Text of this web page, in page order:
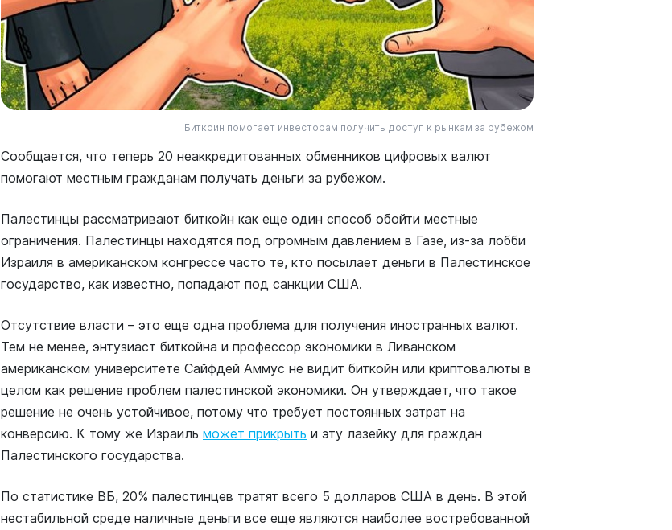
Биткоин помогает инвесторам получить доступ к рынкам за рубежом
Сообщается, что теперь 20 неаккредитованных обменников цифровых валют
помогают местным гражданам получать деньги за рубежом.
Палестинцы рассматривают биткойн как еще один способ обойти местные
ограничения. Палестинцы находятся под огромным давлением в Газе, из-за лобби
Израиля в американском конгрессе часто те, кто посылает деньги в Палестинское
государство, как известно, попадают под санкции США.
Отсутствие власти – это еще одна проблема для получения иностранных валют.
Тем не менее, энтузиаст биткойна и профессор экономики в Ливанском
американском университете Сайфдей Аммус не видит биткойн или криптовалюты в
целом как решение проблем палестинской экономики. Он утверждает, что такое
решение не очень устойчивое, потому что требует постоянных затрат на
конверсию. К тому же Израиль может прикрыть и эту лазейку для граждан
Палестинского государства.
По статистике ВБ, 20% палестинцев тратят всего 5 долларов США в день. В этой
нестабильной среде наличные деньги все еще являются наиболее востребованной